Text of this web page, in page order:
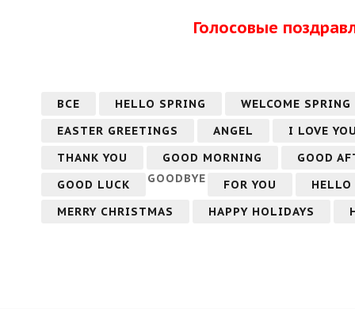
Голосовые
ВСЕ HELLO SPRING
WELCOME SPRING
EASTER GREETINGS
ANGEL
I LOVE
THANK YOU
GOOD MORNING
GOOD
GOOD LUCK
GOODBYE FOR YOU
HELLO
MERRY CHRISTMAS
HAPPY HOLIDAYS